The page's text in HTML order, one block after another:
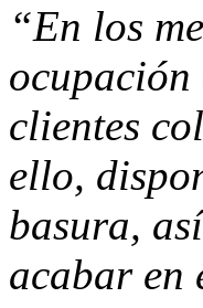
“En los
ocupación
clientes
ello,
basura,
acabar en